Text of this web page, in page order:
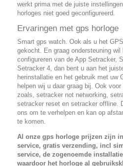
werkt prima met de juiste
horloges niet goed geconfigureerd.
Ervaringen met gps horloge
Smart gps watch. Ook als u het
gekocht. En graag ondersteuning
configureren van de App Setracker,
Setracker 4, dan bent u aan het
herinstallatie en het gebruik met uw
helpen wij u daar graag bij. Ook
zoals, setracker not networking,
setracker reset en setracker offline.
ons om te verhelpen en kan op
te komen.
Al onze gps horloge prijzen zijn
service, gratis verzending, incl
service, de zogenoemde
waardoor het horloge al